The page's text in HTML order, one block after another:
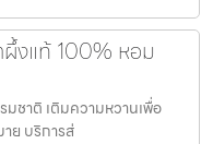
งแท้ 100% หอม
ชาติ เติมความหวานเพื่อ
ย บริการส่